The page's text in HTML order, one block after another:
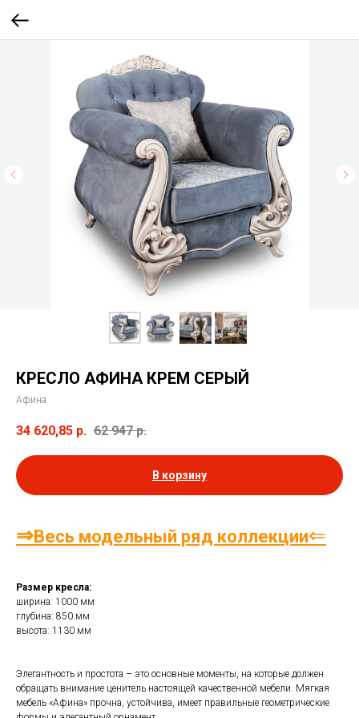
КРЕСЛО АФИНА КРЕМ СЕРЫЙ
Афина
34 620,85 р. 62 947 р.
В корзину
⇒Весь модельный ряд коллекции⇐
Размер кресла:
ширина: 1000 мм
глубина: 850 мм
высота: 1130 мм
Элегантность и простота – это основные моменты, на которые должен
обращать внимание ценитель настоящей качественной мебели. Мягкая
мебель «Афина» прочна, устойчива, имеет правильные геометрические